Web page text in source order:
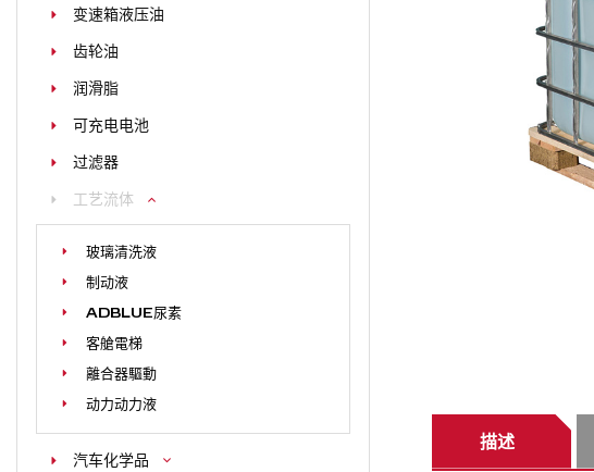
变速箱液压油
齿轮油
润滑脂
可充电电池
过滤器
工艺流体
玻璃清洗液
制动液
ADBLUE尿素
客艙電梯
離合器驅動
动力动力液
汽车化学品
描述